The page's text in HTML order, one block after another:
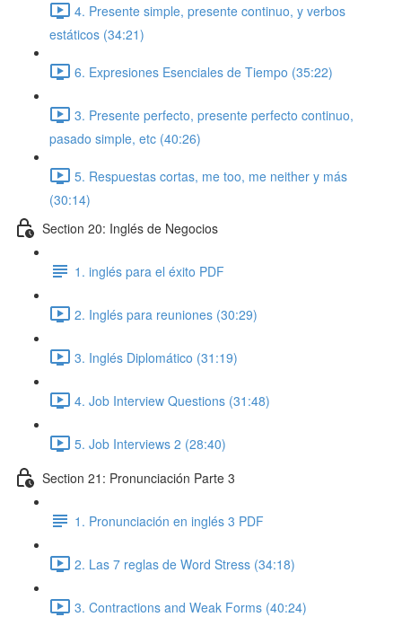
4. Presente simple, presente continuo, y verbos
estáticos (34:21)
6. Expresiones Esenciales de Tiempo (35:22)
3. Presente perfecto, presente perfecto continuo,
pasado simple, etc (40:26)
5. Respuestas cortas, me too, me neither y más
(30:14)
Section 20: Inglés de Negocios
1. inglés para el éxito PDF
2. Inglés para reuniones (30:29)
3. Inglés Diplomático (31:19)
4. Job Interview Questions (31:48)
5. Job Interviews 2 (28:40)
Section 21: Pronunciación Parte 3
1. Pronunciación en inglés 3 PDF
2. Las 7 reglas de Word Stress (34:18)
3. Contractions and Weak Forms (40:24)